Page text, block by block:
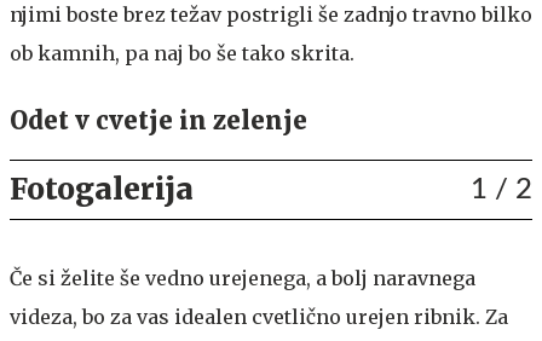
njimi boste brez težav postrigli še zadnjo travno bilko
ob kamnih, pa naj bo še tako skrita.
Odet v cvetje in zelenje
Fotogalerija 1 / 2
Če si želite še vedno urejenega, a bolj naravnega
videza, bo za vas idealen cvetlično urejen ribnik. Za